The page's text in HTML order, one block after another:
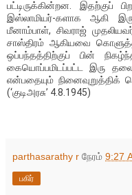
பட்டிருக்கின்றன. இதற்குப்
இஸ்லாமியர்-களாக ஆகி
மீனாம்பாள், சிவராஜ்
சாஸ்திரம் ஆகியவை
ஒப்பந்தத்திற்குப் பின்
கையொப்பமிடப்பட்ட இரு
என்பதையும் நினைவுறுத்திக்
(‘குடிஅரசு’ 4.8.1945)
parthasarathy r நேரம் 9:27
பகிர்